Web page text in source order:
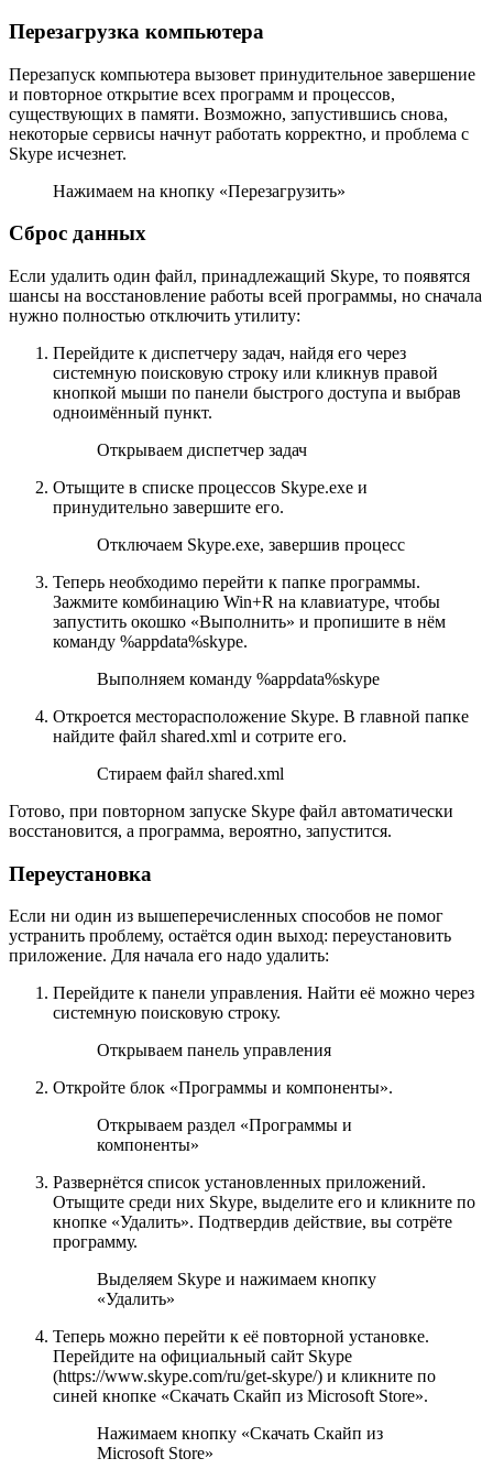
Перезагрузка компьютера
Перезапуск компьютера вызовет принудительное завершение
и повторное открытие всех программ и процессов,
существующих в памяти. Возможно, запустившись снова,
некоторые сервисы начнут работать корректно, и проблема с
Skype исчезнет.
Нажимаем на кнопку «Перезагрузить»
Сброс данных
Если удалить один файл, принадлежащий Skype, то появятся
шансы на восстановление работы всей программы, но сначала
нужно полностью отключить утилиту:
Перейдите к диспетчеру задач, найдя его через
системную поисковую строку или кликнув правой
кнопкой мыши по панели быстрого доступа и выбрав
одноимённый пункт.
Открываем диспетчер задач
Отыщите в списке процессов Skype.exe и
принудительно завершите его.
Отключаем Skype.exe, завершив процесс
Теперь необходимо перейти к папке программы.
Зажмите комбинацию Win+R на клавиатуре, чтобы
запустить окошко «Выполнить» и пропишите в нём
команду %appdata%skype.
Выполняем команду %appdata%skype
Откроется месторасположение Skype. В главной папке
найдите файл shared.xml и сотрите его.
Стираем файл shared.xml
Готово, при повторном запуске Skype файл автоматически
восстановится, а программа, вероятно, запустится.
Переустановка
Если ни один из вышеперечисленных способов не помог
устранить проблему, остаётся один выход: переустановить
приложение. Для начала его надо удалить:
Перейдите к панели управления. Найти её можно через
системную поисковую строку.
Открываем панель управления
Откройте блок «Программы и компоненты».
Открываем раздел «Программы и
компоненты»
Развернётся список установленных приложений.
Отыщите среди них Skype, выделите его и кликните по
кнопке «Удалить». Подтвердив действие, вы сотрёте
программу.
Выделяем Skype и нажимаем кнопку
«Удалить»
Теперь можно перейти к её повторной установке.
Перейдите на официальный сайт Skype
(https://www.skype.com/ru/get-skype/) и кликните по
синей кнопке «Скачать Скайп из Microsoft Store».
Нажимаем кнопку «Скачать Скайп из
Microsoft Store»